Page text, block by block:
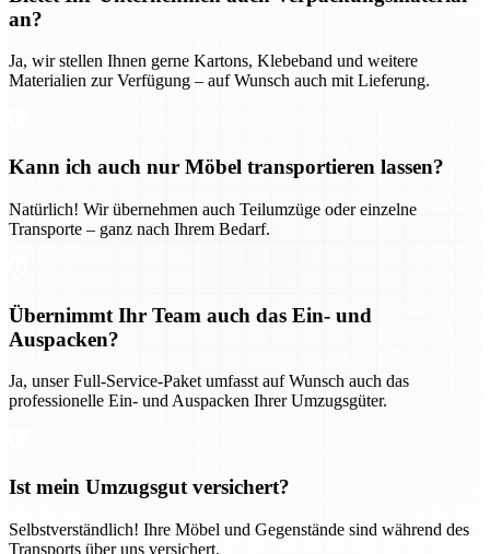
an?
Ja, wir stellen Ihnen gerne Kartons, Klebeband und weitere
Materialien zur Verfügung – auf Wunsch auch mit Lieferung.
Kann ich auch nur Möbel transportieren lassen?
Natürlich! Wir übernehmen auch Teilumzüge oder einzelne
Transporte – ganz nach Ihrem Bedarf.
Übernimmt Ihr Team auch das Ein- und
Auspacken?
Ja, unser Full-Service-Paket umfasst auf Wunsch auch das
professionelle Ein- und Auspacken Ihrer Umzugsgüter.
Ist mein Umzugsgut versichert?
Selbstverständlich! Ihre Möbel und Gegenstände sind während des
Transports über uns versichert.